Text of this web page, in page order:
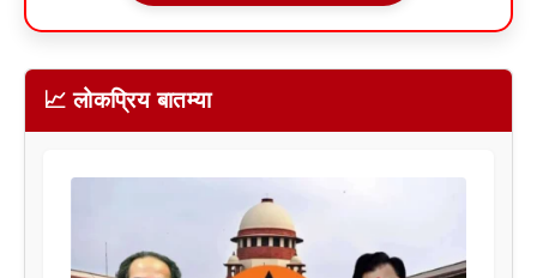
📈 लोकप्रिय बातम्या